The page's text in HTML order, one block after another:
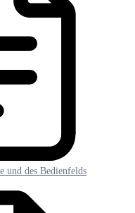
und des Bedienfelds